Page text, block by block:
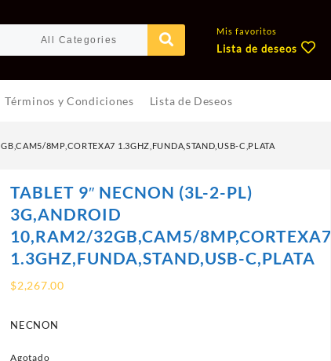
Mis favoritos
Lista de deseos
Términos y Condiciones Lista de Deseos
8MP,CORTEXA7 1.3GHZ,FUNDA,STAND,USB-C,PLATA
TABLET 9″ NECNON (3L-2-PL)
3G,ANDROID
10,RAM2/32GB,CAM5/8MP,CORTEXA7
1.3GHZ,FUNDA,STAND,USB-C,PLATA
$2,267.00
NECNON
Agotado